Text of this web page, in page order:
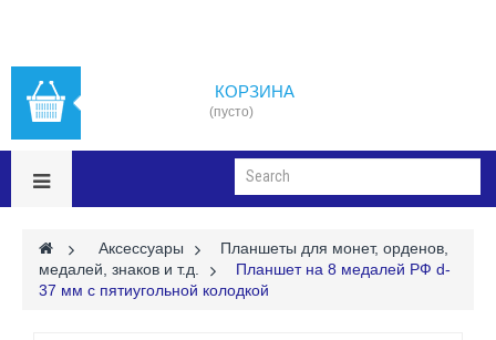
КОРЗИНА
(пусто)
> Аксессуары >
Планшеты для монет, орденов,
медалей, знаков и т.д.
>
Планшет на 8 медалей РФ d-
37 мм с пятиугольной колодкой